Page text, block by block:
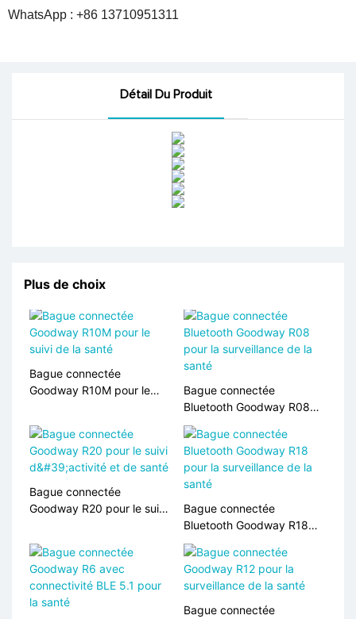
WhatsApp : +86 13710951311
Détail Du Produit
Plus de choix
Bague connectée
Goodway R10M pour le
Bague connectée
Bluetooth Goodway R08
pour la surveillance de la
santé
Bague connectée
Goodway R20 pour le suivi
Bague connectée
Bluetooth Goodway R18
pour la surveillance de la
santé
Bague connectée